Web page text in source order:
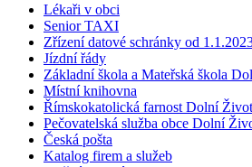
Lékaři v obci
Senior TAXI
Zřízení datové schránky od
Jízdní řády
Základní škola a Mateřská škola
Místní knihovna
Římskokatolická farnost Dolní
Pečovatelská služba obce Dolní
Česká pošta
Katalog firem a služeb